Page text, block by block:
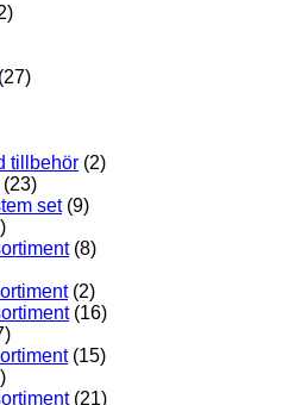
(27)
tillbehör (2)
(23)
set (9)
(8)
(2)
(16)
(15)
(21)